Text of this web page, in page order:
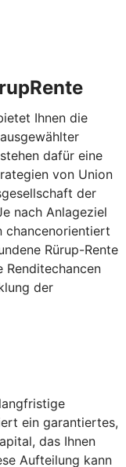
Ihnen die
dafür eine
von Union
der
nach Anlageziel
chancenorientiert
Rürup-Rente
Renditechancen
der
ein garantiertes,
das Ihnen
Aufteilung kann